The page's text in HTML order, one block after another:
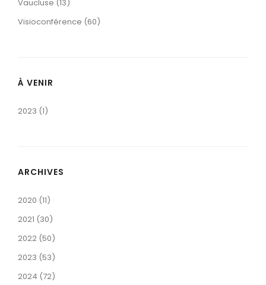
Vaucluse (13)
Visioconférence (60)
À VENIR
2023 (1)
ARCHIVES
2020 (11)
2021 (30)
2022 (50)
2023 (53)
2024 (72)